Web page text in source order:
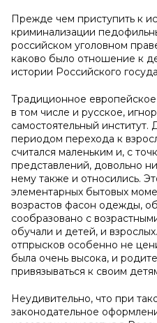
Прежде чем приступить к
криминализации
российском уголовном
каково было отношение к
истории Российского
Традиционное
в том числе и русское,
самостоятельный
периодом перехода к
считался маленьким и, с
представлений, довольно
нему также и относились.
элементарных бытовых
возрастов фасон одежды,
сообразовано с
обучали и детей, и
отпрысков особенно не
была очень высока, и
привязываться к своим
Неудивительно, что при
законодательное